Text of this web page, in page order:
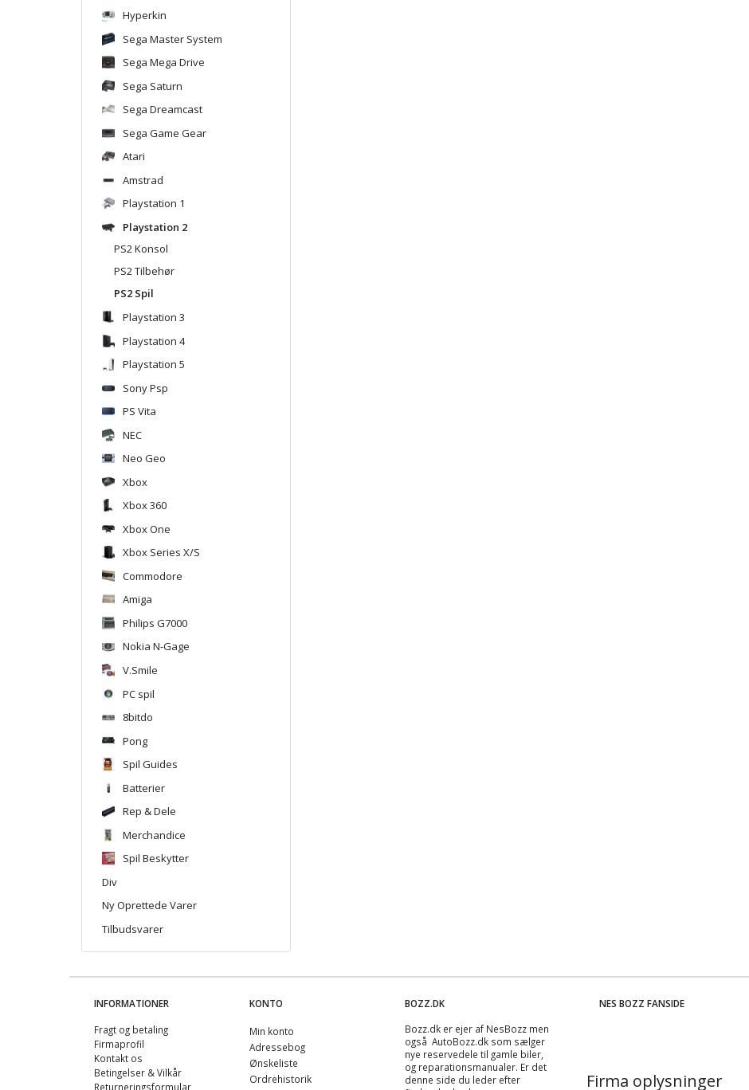
Hyperkin
Sega Master System
Sega Mega Drive
Sega Saturn
Sega Dreamcast
Sega Game Gear
Atari
Amstrad
Playstation 1
Playstation 2
PS2 Konsol
PS2 Tilbehør
PS2 Spil
Playstation 3
Playstation 4
Playstation 5
Sony Psp
PS Vita
NEC
Neo Geo
Xbox
Xbox 360
Xbox One
Xbox Series X/S
Commodore
Amiga
Philips G7000
Nokia N-Gage
V.Smile
PC spil
8bitdo
Pong
Spil Guides
Batterier
Rep & Dele
Merchandice
Spil Beskytter
Div
Ny Oprettede Varer
Tilbudsvarer
INFORMATIONER
Fragt og betaling
Firmaprofil
Kontakt os
Betingelser & Vilkår
Returneringsformular
KONTO
Min konto
Adressebog
Ønskeliste
Ordrehistorik
BOZZ.DK
Bozz.dk er ejer af NesBozz men
også AutoBozz.dk som sælger
nye reservedele til gamle biler,
og reparationsmanualer. Er det
denne side du leder efter
NES BOZZ FANSIDE
Firma oplysninger